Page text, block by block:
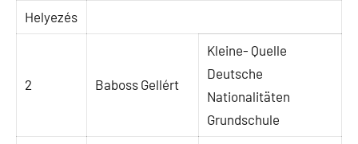
Helyezés
2 Baboss Gellért
Kleine- Quelle
Deutsche
Nationalitäten
Grundschule